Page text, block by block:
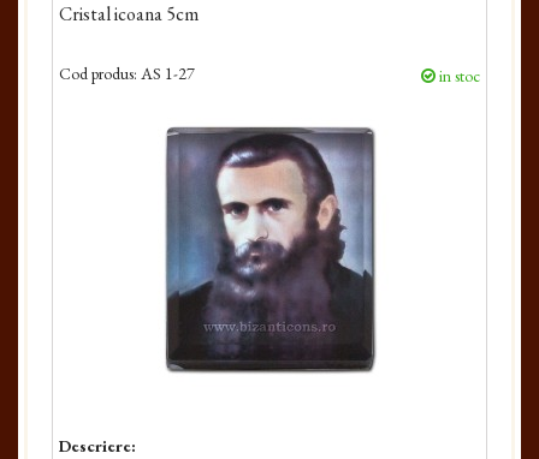
Cristal icoana 5cm
Cod produs: AS 1-27 in stoc
Descriere: